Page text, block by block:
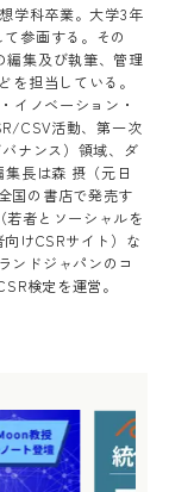
学科卒業。大学3年
参画する。その
集及び執筆、管理
を担当している。
イノベーション・
CSV活動、第一次
ナンス）領域、ダ
長は森 摂（元日
国の書店で発売す
若者とソーシャルを
けCSRサイト）な
ンドジャパンのコ
検定を運営。